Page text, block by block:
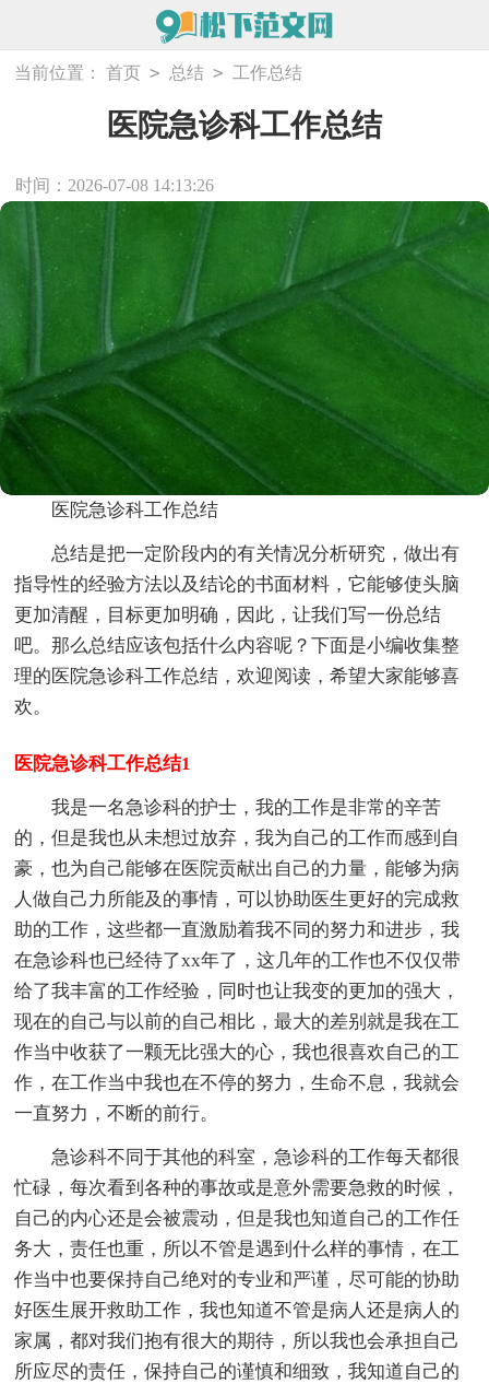
当前位置： 首页 > 总结 > 工作总结
医院急诊科工作总结
时间：2026-07-08 14:13:26
医院急诊科工作总结
总结是把一定阶段内的有关情况分析研究，做出有
指导性的经验方法以及结论的书面材料，它能够使头脑
更加清醒，目标更加明确，因此，让我们写一份总结
吧。那么总结应该包括什么内容呢？下面是小编收集整
理的医院急诊科工作总结，欢迎阅读，希望大家能够喜
欢。
医院急诊科工作总结1
我是一名急诊科的护士，我的工作是非常的辛苦
的，但是我也从未想过放弃，我为自己的工作而感到自
豪，也为自己能够在医院贡献出自己的力量，能够为病
人做自己力所能及的事情，可以协助医生更好的完成救
助的工作，这些都一直激励着我不同的努力和进步，我
在急诊科也已经待了xx年了，这几年的工作也不仅仅带
给了我丰富的工作经验，同时也让我变的更加的强大，
现在的自己与以前的自己相比，最大的差别就是我在工
作当中收获了一颗无比强大的心，我也很喜欢自己的工
作，在工作当中我也在不停的努力，生命不息，我就会
一直努力，不断的前行。
急诊科不同于其他的科室，急诊科的工作每天都很
忙碌，每次看到各种的事故或是意外需要急救的时候，
自己的内心还是会被震动，但是我也知道自己的工作任
务大，责任也重，所以不管是遇到什么样的事情，在工
作当中也要保持自己绝对的专业和严谨，尽可能的协助
好医生展开救助工作，我也知道不管是病人还是病人的
家属，都对我们抱有很大的期待，所以我也会承担自己
所应尽的责任，保持自己的谨慎和细致，我知道自己的